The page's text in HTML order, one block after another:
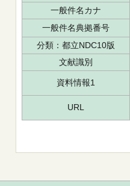
一般件名カナ
一般件名典拠番号
分類：都立NDC10版
文献識別
資料情報1
URL